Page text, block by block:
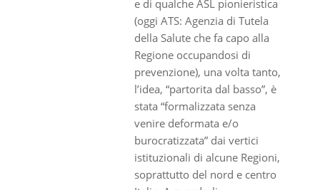
e di qualche ASL pionieristica
(oggi ATS: Agenzia di Tutela
della Salute che fa capo alla
Regione occupandosi di
prevenzione), una volta tanto,
l’idea, “partorita dal basso”, è
stata “formalizzata senza
venire deformata e/o
burocratizzata” dai vertici
istituzionali di alcune Regioni,
soprattutto del nord e centro